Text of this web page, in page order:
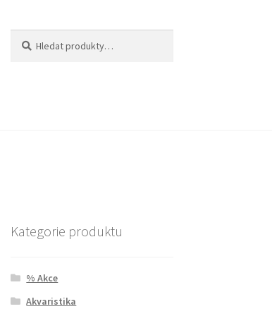
Kategorie produktu
% Akce
Akvaristika